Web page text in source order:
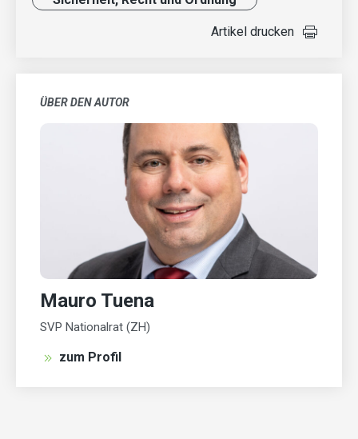
Artikel drucken
ÜBER DEN AUTOR
Mauro Tuena
SVP Nationalrat (ZH)
zum Profil